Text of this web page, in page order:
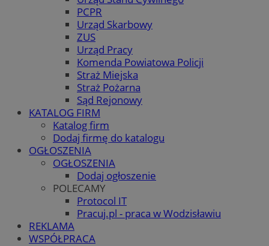
PCPR
Urząd Skarbowy
ZUS
Urząd Pracy
Komenda Powiatowa Policji
Straż Miejska
Straż Pożarna
Sąd Rejonowy
KATALOG FIRM
Katalog firm
Dodaj firmę do katalogu
OGŁOSZENIA
OGŁOSZENIA
Dodaj ogłoszenie
POLECAMY
Protocol IT
Pracuj.pl - praca w Wodzisławiu
REKLAMA
WSPÓŁPRACA